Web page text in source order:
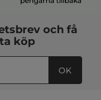
och få
köp
OK